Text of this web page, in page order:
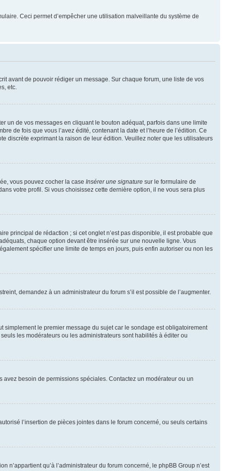
Ceci permet d’empêcher une utilisation malveillante du système de
avant de pouvoir rédiger un message. Sur chaque forum, une liste de vos
etc.
un de vos messages en cliquant le bouton adéquat, parfois dans une limite
de fois que vous l’avez édité, contenant la date et l’heure de l’édition. Ce
discrète exprimant la raison de leur édition. Veuillez noter que les utilisateurs
vous pouvez cocher la case Insérer une signature sur le formulaire de
votre profil. Si vous choisissez cette dernière option, il ne vous sera plus
principal de rédaction ; si cet onglet n’est pas disponible, il est probable que
chaque option devant être insérée sur une nouvelle ligne. Vous
spécifier une limite de temps en jours, puis enfin autoriser ou non les
demandez à un administrateur du forum s’il est possible de l’augmenter.
le premier message du sujet car le sondage est obligatoirement
les modérateurs ou les administrateurs sont habilités à éditer ou
besoin de permissions spéciales. Contactez un modérateur ou un
l’insertion de pièces jointes dans le forum concerné, ou seuls certains
qu’à l’administrateur du forum concerné, le phpBB Group n’est